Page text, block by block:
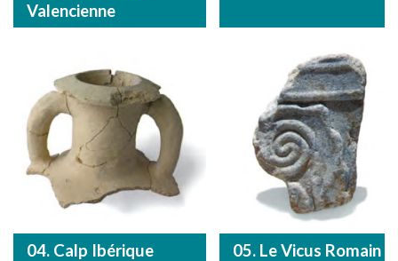
Valencienne
04. Calp Ibérique
05. Le Vicus Romain